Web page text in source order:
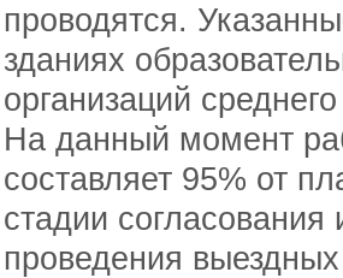
проводятся.
зданиях
организаций
На данный момент
составляет 95% от
стадии
проведения